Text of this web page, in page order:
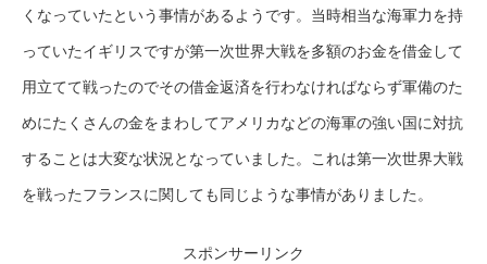
くなっていたという事情があるようです。当時相当な海軍力を持
っていたイギリスですが第一次世界大戦を多額のお金を借金して
用立てて戦ったのでその借金返済を行わなければならず軍備のた
めにたくさんの金をまわしてアメリカなどの海軍の強い国に対抗
することは大変な状況となっていました。これは第一次世界大戦
を戦ったフランスに関しても同じような事情がありました。
スポンサーリンク